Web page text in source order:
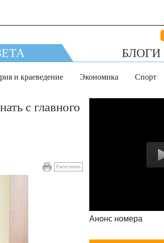
БЛОГИ
и краеведение Экономика Спорт
с главного
Распечатать
Анонс номера